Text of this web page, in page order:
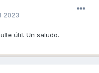
2023
útil. Un saludo.